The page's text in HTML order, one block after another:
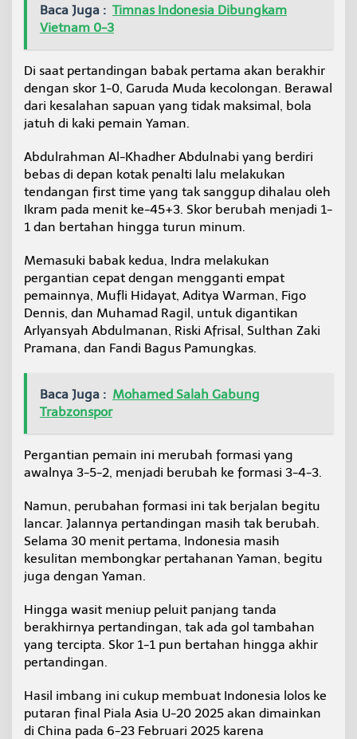
Baca Juga : Timnas Indonesia Dibungkam
Vietnam 0-3
Di saat pertandingan babak pertama akan berakhir
dengan skor 1-0, Garuda Muda kecolongan. Berawal
dari kesalahan sapuan yang tidak maksimal, bola
jatuh di kaki pemain Yaman.
Abdulrahman Al-Khadher Abdulnabi yang berdiri
bebas di depan kotak penalti lalu melakukan
tendangan first time yang tak sanggup dihalau oleh
Ikram pada menit ke-45+3. Skor berubah menjadi 1-
1 dan bertahan hingga turun minum.
Memasuki babak kedua, Indra melakukan
pergantian cepat dengan mengganti empat
pemainnya, Mufli Hidayat, Aditya Warman, Figo
Dennis, dan Muhamad Ragil, untuk digantikan
Arlyansyah Abdulmanan, Riski Afrisal, Sulthan Zaki
Pramana, dan Fandi Bagus Pamungkas.
Baca Juga : Mohamed Salah Gabung
Trabzonspor
Pergantian pemain ini merubah formasi yang
awalnya 3-5-2, menjadi berubah ke formasi 3-4-3.
Namun, perubahan formasi ini tak berjalan begitu
lancar. Jalannya pertandingan masih tak berubah.
Selama 30 menit pertama, Indonesia masih
kesulitan membongkar pertahanan Yaman, begitu
juga dengan Yaman.
Hingga wasit meniup peluit panjang tanda
berakhirnya pertandingan, tak ada gol tambahan
yang tercipta. Skor 1-1 pun bertahan hingga akhir
pertandingan.
Hasil imbang ini cukup membuat Indonesia lolos ke
putaran final Piala Asia U-20 2025 akan dimainkan
di China pada 6-23 Februari 2025 karena